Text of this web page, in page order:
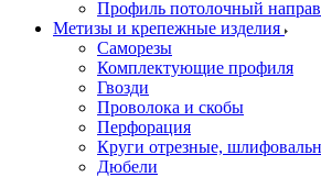
Профиль потолочный
Метизы и крепежные изделия
Саморезы
Комплектующие профиля
Гвозди
Проволока и скобы
Перфорация
Круги отрезные,
Дюбели